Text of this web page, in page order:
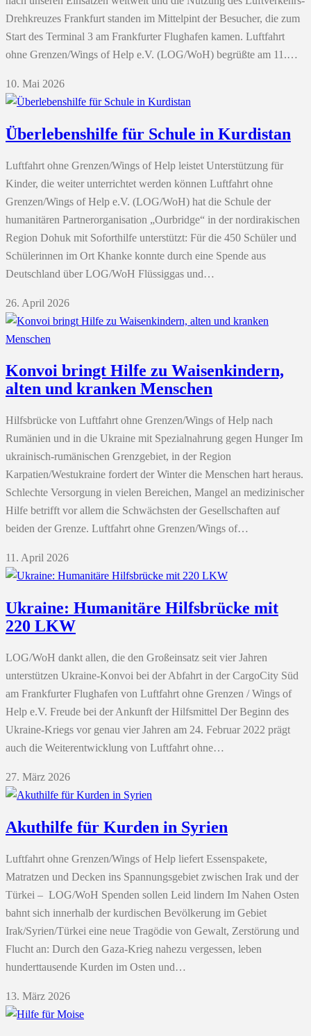
Drehkreuzes Frankfurt standen im Mittelpint der Besucher, die zum
Start des Terminal 3 am Frankfurter Flughafen kamen. Luftfahrt
ohne Grenzen/Wings of Help e.V. (LOG/WoH) begrüßte am 11.…
10. Mai 2026
Überlebenshilfe für Schule in Kurdistan
Luftfahrt ohne Grenzen/Wings of Help leistet Unterstützung für
Kinder, die weiter unterrichtet werden können Luftfahrt ohne
Grenzen/Wings of Help e.V. (LOG/WoH) hat die Schule der
humanitären Partnerorganisation „Ourbridge“ in der nordirakischen
Region Dohuk mit Soforthilfe unterstützt: Für die 450 Schüler und
Schülerinnen im Ort Khanke konnte durch eine Spende aus
Deutschland über LOG/WoH Flüssiggas und…
26. April 2026
Konvoi bringt Hilfe zu Waisenkindern,
alten und kranken Menschen
Hilfsbrücke von Luftfahrt ohne Grenzen/Wings of Help nach
Rumänien und in die Ukraine mit Spezialnahrung gegen Hunger Im
ukrainisch-rumänischen Grenzgebiet, in der Region
Karpatien/Westukraine fordert der Winter die Menschen hart heraus.
Schlechte Versorgung in vielen Bereichen, Mangel an medizinischer
Hilfe betrifft vor allem die Schwächsten der Gesellschaften auf
beiden der Grenze. Luftfahrt ohne Grenzen/Wings of…
11. April 2026
Ukraine: Humanitäre Hilfsbrücke mit
220 LKW
LOG/WoH dankt allen, die den Großeinsatz seit vier Jahren
unterstützen Ukraine-Konvoi bei der Abfahrt in der CargoCity Süd
am Frankfurter Flughafen von Luftfahrt ohne Grenzen / Wings of
Help e.V. Freude bei der Ankunft der Hilfsmittel Der Beginn des
Ukraine-Kriegs vor genau vier Jahren am 24. Februar 2022 prägt
auch die Weiterentwicklung von Luftfahrt ohne…
27. März 2026
Akuthilfe für Kurden in Syrien
Luftfahrt ohne Grenzen/Wings of Help liefert Essenspakete,
Matratzen und Decken ins Spannungsgebiet zwischen Irak und der
Türkei – LOG/WoH Spenden sollen Leid lindern Im Nahen Osten
bahnt sich innerhalb der kurdischen Bevölkerung im Gebiet
Irak/Syrien/Türkei eine neue Tragödie von Gewalt, Zerstörung und
Flucht an: Durch den Gaza-Krieg nahezu vergessen, leben
hunderttausende Kurden im Osten und…
13. März 2026